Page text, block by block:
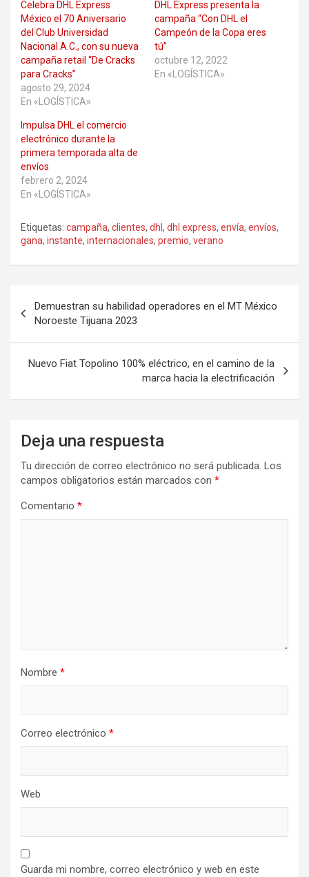
Celebra DHL Express
México el 70 Aniversario
del Club Universidad
Nacional A.C., con su nueva
campaña retail “De Cracks
para Cracks”
agosto 29, 2024
En «LOGÍSTICA»
DHL Express presenta la
campaña “Con DHL el
Campeón de la Copa eres
tú”
octubre 12, 2022
En «LOGÍSTICA»
Impulsa DHL el comercio
electrónico durante la
primera temporada alta de
envíos
febrero 2, 2024
En «LOGÍSTICA»
Etiquetas: campaña, clientes, dhl , dhl express, envía, envíos,
gana, instante, internacionales, premio, verano
de
entradas
Demuestran su habilidad operadores en el MT México
Noroeste Tijuana 2023
Nuevo Fiat Topolino 100% eléctrico, en el camino de la
marca hacia la electrificación
Deja una respuesta
Tu dirección de correo electrónico no será publicada. Los
campos obligatorios están marcados con *
Comentario *
Nombre *
Correo electrónico *
Web
Guarda mi nombre, correo electrónico y web en este